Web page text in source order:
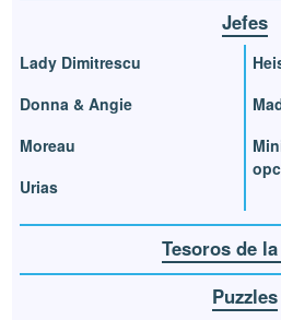
Jefes
Lady Dimitrescu
Donna & Angie
Moreau
Urias
Tesoros de
Puzzles